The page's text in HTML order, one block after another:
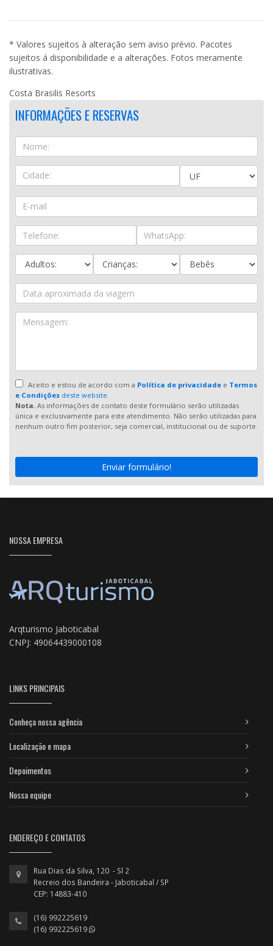
* Valores sujeitos à alteração sem aviso prévio. Pacotes
sujeitos á disponibilidade e a alterações. Fotos meramente
ilustrativas.
Costa Brasilis Resorts
INFORMAÇÕES E RESERVAS
Aceito e estou de acordo com a Política de privacidadee Termos
e Condições deste website.
Nota. As informações de contato deste formulário serão utilizadas
única e exclusivamente para este atendimento. Não serão utilizadas para
nenhum outro fim posterior, seja comercial, institucional ou de suporte.
Enviar formulário!
NOSSA EMPRESA
Arqturismo Jaboticabal
CNPJ: 49064439000108
LINKS PRINCIPAIS
Conheça nossa agência
Localização e mapa
Depoimentos
Nossa equipe
ENDEREÇO E CONTATOS
Rua Dias da Silva, 120 - Sl 2
Recreio dos Bandeira - Jaboticabal / SP
CEP: 14883-410
(16) 992225619
(16) 992225619